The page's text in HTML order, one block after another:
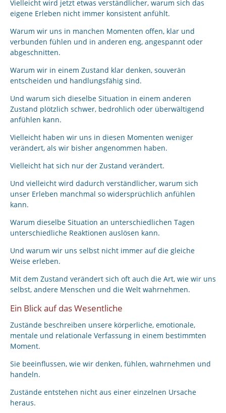
Vielleicht wird jetzt etwas verständlicher, warum sich das
eigene Erleben nicht immer konsistent anfühlt.
Warum wir uns in manchen Momenten offen, klar und
verbunden fühlen und in anderen eng, angespannt oder
abgeschnitten.
Warum wir in einem Zustand klar denken, souverän
entscheiden und handlungsfähig sind.
Und warum sich dieselbe Situation in einem anderen
Zustand plötzlich schwer, bedrohlich oder überwältigend
anfühlen kann.
Vielleicht haben wir uns in diesen Momenten weniger
verändert, als wir bisher angenommen haben.
Vielleicht hat sich nur der Zustand verändert.
Und vielleicht wird dadurch verständlicher, warum sich
unser Erleben manchmal so widersprüchlich anfühlen
kann.
Warum dieselbe Situation an unterschiedlichen Tagen
unterschiedliche Reaktionen auslösen kann.
Und warum wir uns selbst nicht immer auf die gleiche
Weise erleben.
Mit dem Zustand verändert sich oft auch die Art, wie wir uns
selbst, andere Menschen und die Welt wahrnehmen.
Ein Blick auf das Wesentliche
Zustände beschreiben unsere körperliche, emotionale,
mentale und relationale Verfassung in einem bestimmten
Moment.
Sie beeinflussen, wie wir denken, fühlen, wahrnehmen und
handeln.
Zustände entstehen nicht aus einer einzelnen Ursache
heraus.